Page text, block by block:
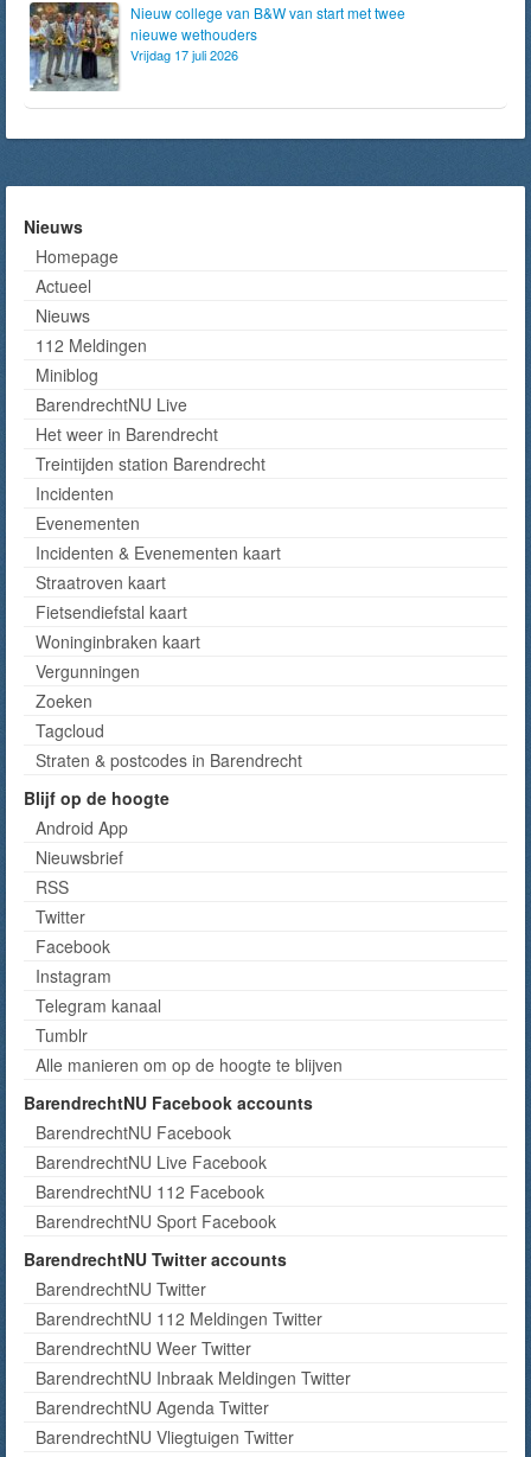
Nieuw college van B&W van start met twee
nieuwe wethouders
Vrijdag 17 juli 2026
Nieuws
Homepage
Actueel
Nieuws
112 Meldingen
Miniblog
BarendrechtNU Live
Het weer in Barendrecht
Treintijden station Barendrecht
Incidenten
Evenementen
Incidenten & Evenementen kaart
Straatroven kaart
Fietsendiefstal kaart
Woninginbraken kaart
Vergunningen
Zoeken
Tagcloud
Straten & postcodes in Barendrecht
Blijf op de hoogte
Android App
Nieuwsbrief
RSS
Twitter
Facebook
Instagram
Telegram kanaal
Tumblr
Alle manieren om op de hoogte te blijven
BarendrechtNU Facebook accounts
BarendrechtNU Facebook
BarendrechtNU Live Facebook
BarendrechtNU 112 Facebook
BarendrechtNU Sport Facebook
BarendrechtNU Twitter accounts
BarendrechtNU Twitter
BarendrechtNU 112 Meldingen Twitter
BarendrechtNU Weer Twitter
BarendrechtNU Inbraak Meldingen Twitter
BarendrechtNU Agenda Twitter
BarendrechtNU Vliegtuigen Twitter